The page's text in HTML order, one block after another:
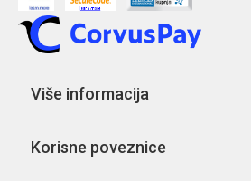
Više informacija
Korisne poveznice